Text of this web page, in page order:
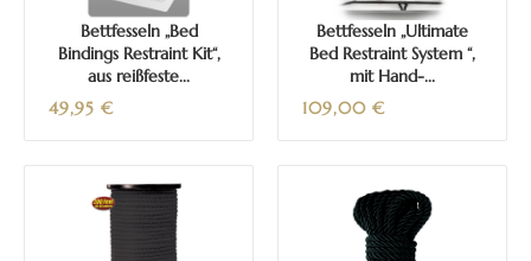
Bettfesseln „Bed
Bindings Restraint Kit“,
aus reißfeste...
49,95 €
Bettfesseln „Ultimate
Bed Restraint System “,
mit Hand-...
109,00 €